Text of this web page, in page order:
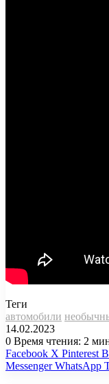
Теги
автомобили
14.02.2023
0 Время чтения: 2
Facebook X Pinterest
Messenger WhatsApp